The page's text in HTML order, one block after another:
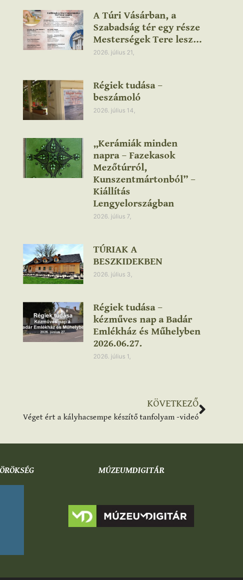
A Túri Vásárban, a
Szabadság tér egy része
Mesterségek Tere lesz…
2026. július 21,
Régiek tudása –
beszámoló
2026. július 14,
„Kerámiák minden
napra – Fazekasok
Mezőtúrról,
Kunszentmártonból” –
Kiállítás
Lengyelországban
2026. július 7,
TÚRIAK A
BESZKIDEKBEN
2026. július 3,
Régiek tudása –
kézműves nap a Badár
Emlékház és Műhelyben
2026.06.27.
2026. július 1,
KÖVETKEZŐ
Véget ért a kályhacsempe készítő tanfolyam -videó
MÚZEUMDIGITÁR